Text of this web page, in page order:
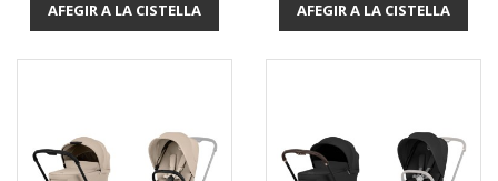
AFEGIR A LA CISTELLA AFEGIR A LA CISTELLA